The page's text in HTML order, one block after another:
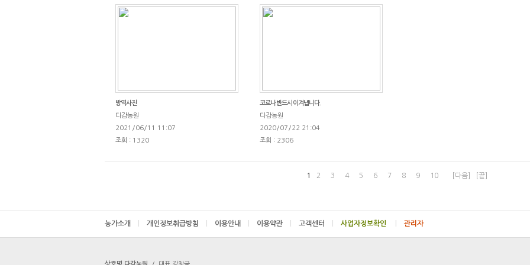
방역사진
다감농원
2021/06/11 11:07
조회 : 1320
코로나 반드시 이겨냅니다.
다감농원
2020/07/22 21:04
조회 : 2306
1 2 3 4 5 6 7 8 9 10 [다음] [끝]
농가소개 개인정보취급방침 이용안내 이용약관 고객센터 관리자